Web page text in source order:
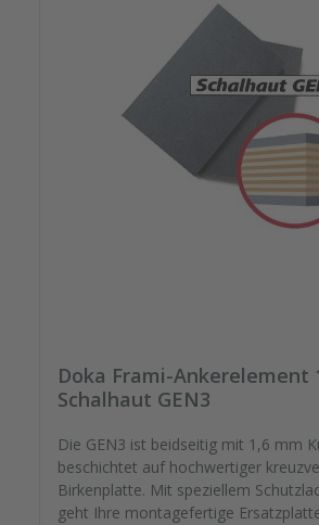
Doka Frami-Ankerelement
Schalhaut GEN3
Die GEN3 ist beidseitig mit 1,6 mm
beschichtet auf hochwertiger
Birkenplatte. Mit speziellem Schutzlack versiegelt
geht Ihre montagefertige